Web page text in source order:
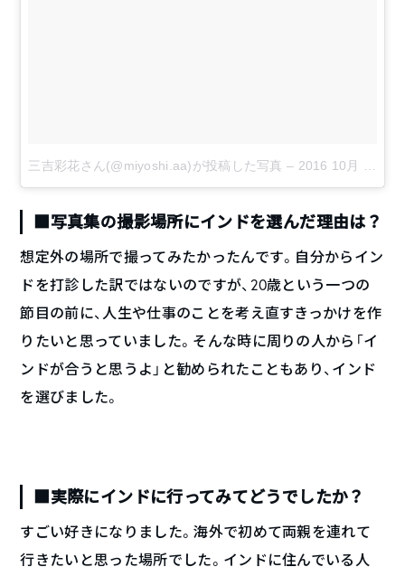
三吉彩花さん(@miyoshi.aa)が投稿した写真 – 2016 10月 17 8:05午前 PDT
■写真集の撮影場所にインドを選んだ理由は？
想定外の場所で撮ってみたかったんです。自分からイン
ドを打診した訳ではないのですが、20歳という一つの
節目の前に、人生や仕事のことを考え直すきっかけを作
りたいと思っていました。そんな時に周りの人から「イ
ンドが合うと思うよ」と勧められたこともあり、インド
を選びました。
■実際にインドに行ってみてどうでしたか？
すごい好きになりました。海外で初めて両親を連れて
行きたいと思った場所でした。インドに住んでいる人